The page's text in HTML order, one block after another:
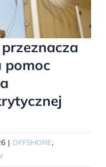
pomoc
| OFFSHORE,